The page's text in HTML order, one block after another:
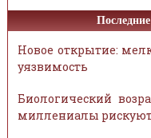
Новое открытие:
уязвимость
Биологический
миллениалы